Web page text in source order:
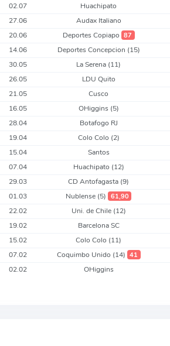
02.07 Huachipato
27.06 Audax Italiano
20.06 Deportes Copiapo 87
14.06 Deportes Concepcion (15)
30.05 La Serena (11)
26.05 LDU Quito
21.05 Cusco
16.05 OHiggins (5)
28.04 Botafogo RJ
19.04 Colo Colo (2)
15.04 Santos
07.04 Huachipato (12)
29.03 CD Antofagasta (9)
01.03 Nublense (5) 61,90
22.02 Uni. de Chile (12)
19.02 Barcelona SC
15.02 Colo Colo (11)
07.02 Coquimbo Unido (14) 41
02.02 OHiggins